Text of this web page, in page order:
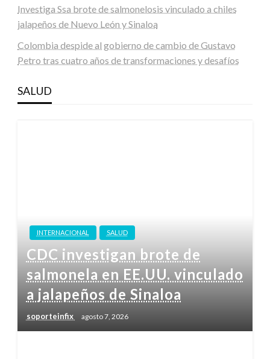
Investiga Ssa brote de salmonelosis vinculado a chiles
jalapeños de Nuevo León y Sinaloa
Colombia despide al gobierno de cambio de Gustavo
Petro tras cuatro años de transformaciones y desafíos
SALUD
INTERNACIONAL SALUD
CDC investigan brote de
salmonela en EE.UU. vinculado
a jalapeños de Sinaloa
soporteinfix agosto 7, 2026